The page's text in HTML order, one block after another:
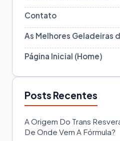
Contato
As Melhores Geladeiras
Página Inicial (Home)
Posts Recentes
A Origem Do Trans
De Onde Vem A Fórmula?